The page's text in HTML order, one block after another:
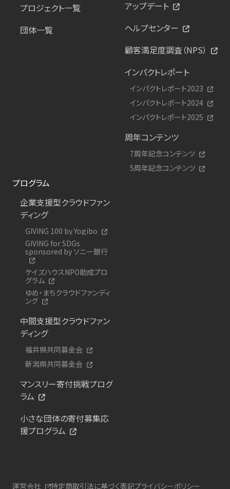
プロジェクト一覧
団体一覧
アップデート
ヘルプセンター
顧客満足度調査（NPS）
インパクトレポート
インパクトレポート2023
インパクトレポート2024
インパクトレポート2025
周年コンテンツ
7周年記念コンテンツ
5周年記念コンテンツ
プログラム
企業支援型クラウドファン
ディング
GIVING 100 by Yogibo
GIVING for SDGs
sponsored by ソニー銀行
ケイズハウスNPO助成プロ
グラム
ゆめ・まちクラウドファンディ
ング
中間支援型クラウドファン
ディング
福井県共同募金会
新潟県共同募金会
マンスリー寄付挑戦プログ
ラム
小さな団体の寄付募集応
援プログラム
運営会社 特定商取引法に基づく表記プライバシーポリシー